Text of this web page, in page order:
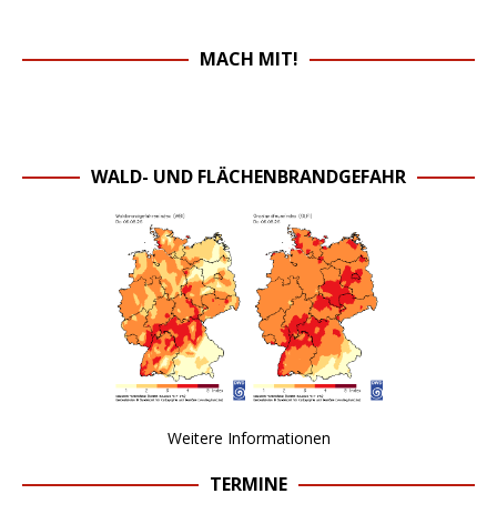
MACH MIT!
WALD- UND FLÄCHENBRANDGEFAHR
Weitere Informationen
TERMINE